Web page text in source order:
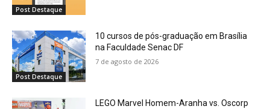
Post Destaque
Post Destaque
10 cursos de pós-graduação em Brasília
na Faculdade Senac DF
7 de agosto de 2026
LEGO Marvel Homem-Aranha vs. Oscorp